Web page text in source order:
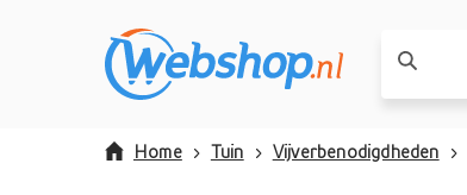
Home Tuin Vijverbenodigdheden